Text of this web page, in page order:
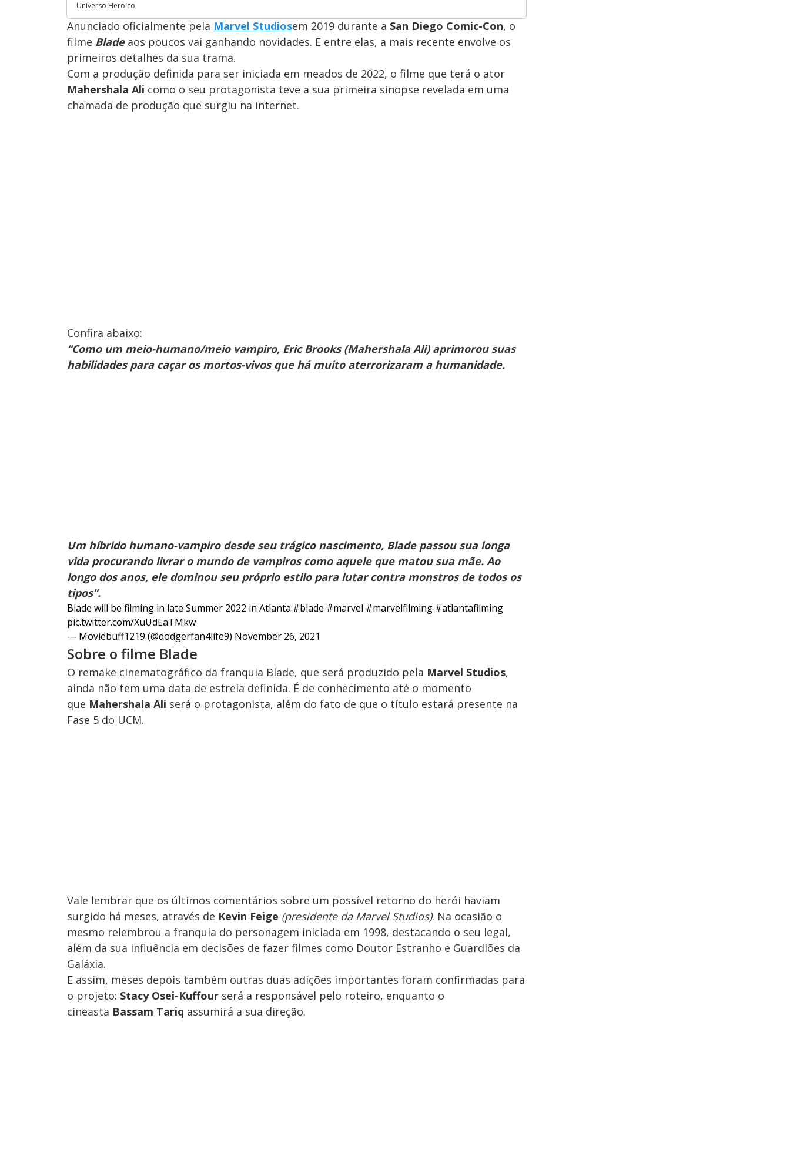
Universo Heroico
Anunciado oficialmente pela Marvel Studiosem 2019 durante a San Diego Comic-Con, o
filme Bladeaos poucos vai ganhando novidades. E entre elas, a mais recente envolve os
primeiros detalhes da sua trama.
Com a produção definida para ser iniciada em meados de 2022, o filme que terá o ator
Mahershala Ali como o seu protagonista teve a sua primeira sinopse revelada em uma
chamada de produção que surgiu na internet.
Confira abaixo:
“Como um meio-humano/meio vampiro, Eric Brooks (Mahershala Ali) aprimorou suas
habilidades para caçar os mortos-vivos que há muito aterrorizaram a humanidade.
Um híbrido humano-vampiro desde seu trágico nascimento, Blade passou sua longa
vida procurando livrar o mundo de vampiros como aquele que matou sua mãe. Ao
longo dos anos, ele dominou seu próprio estilo para lutar contra monstros de todos os
tipos”.
Blade will be filming in late Summer 2022 in Atlanta.#blade #marvel #marvelfilming #atlantafilming
pic.twitter.com/XuUdEaTMkw
— Moviebuff1219 (@dodgerfan4life9) November 26, 2021
Sobre o filme Blade
O remake cinematográfico da franquia Blade, que será produzido pela Marvel Studios,
ainda não tem uma data de estreia definida. É de conhecimento até o momento
que Mahershala Ali será o protagonista, além do fato de que o título estará presente na
Fase 5 do UCM.
Vale lembrar que os últimos comentários sobre um possível retorno do herói haviam
surgido há meses, através de Kevin Feige (presidente da Marvel Studios). Na ocasião o
mesmo relembrou a franquia do personagem iniciada em 1998, destacando o seu legal,
além da sua influência em decisões de fazer filmes como Doutor Estranho e Guardiões da
Galáxia.
E assim, meses depois também outras duas adições importantes foram confirmadas para
o projeto: Stacy Osei-Kuffour será a responsável pelo roteiro, enquanto o
cineasta Bassam Tariq assumirá a sua direção.